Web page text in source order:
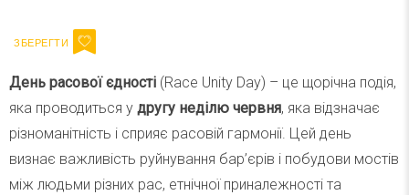
День расової єдності (Race Unity Day) – це щорічна подія,
яка проводиться у другу неділю червня, яка відзначає
різноманітність і сприяє расовій гармонії. Цей день
визнає важливість руйнування бар’єрів і побудови мостів
між людьми різних рас, етнічної приналежності та